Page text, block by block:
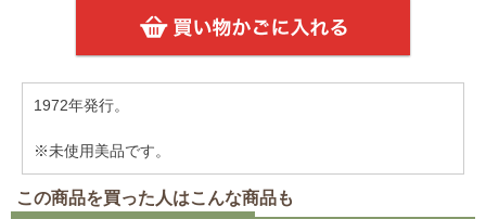
1972年発行。
※未使用美品です。
この商品を買った人はこんな商品も